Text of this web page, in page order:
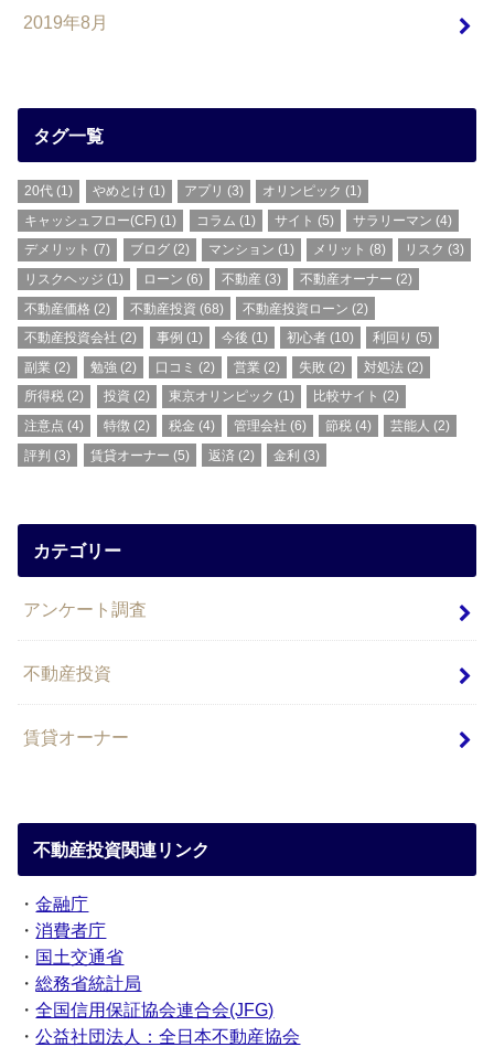
2019年8月
タグ一覧
20代 (1) やめとけ (1) アプリ (3) オリンピック (1)
キャッシュフロー(CF) (1) コラム (1) サイト (5) サラリーマン (4)
デメリット (7) ブログ(2) マンション (1) メリット (8) リスク (3)
リスクヘッジ (1) ローン (6) 不動産(3) 不動産オーナー (2)
不動産価格 (2) 不動産投資 (68) 不動産投資ローン (2)
不動産投資会社 (2) 事例 (1) 今後 (1) 初心者 (10) 利回り (5)
副業 (2) 勉強 (2) 口コミ (2) 営業 (2) 失敗 (2) 対処法 (2)
所得税 (2) 投資 (2) 東京オリンピック (1) 比較サイト (2)
注意点 (4) 特徴(2) 税金 (4) 管理会社 (6) 節税 (4) 芸能人 (2)
評判 (3) 賃貸オーナー (5) 返済 (2) 金利 (3)
カテゴリー
アンケート調査
不動産投資
賃貸オーナー
不動産投資関連リンク
・金融庁
・消費者庁
・ 国土交通省
・総務省統計局
・全国信用保証協会連合会(JFG)
・公益社団法人：全日本不動産協会